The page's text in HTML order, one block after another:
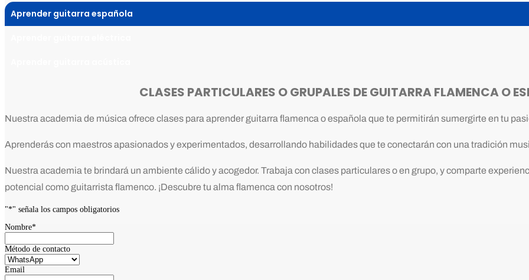
Aprender guitarra española
CLASES PARTICULARES O GRUPALES DE GUITARRA FLAMENCA O
Nuestra academia de música ofrece clases para aprender guitarra flamenca o española que te permitirán sumergirte en tu
Aprenderás con maestros apasionados y experimentados, desarrollando habilidades que te conectarán con una tradición
Nuestra academia te brindará un ambiente cálido y acogedor. Trabaja con clases particulares o en grupo, y comparte
potencial como guitarrista flamenco. ¡Descubre tu alma flamenca con nosotros!
"*" señala los campos obligatorios
Nombre*
Método de contacto
Email